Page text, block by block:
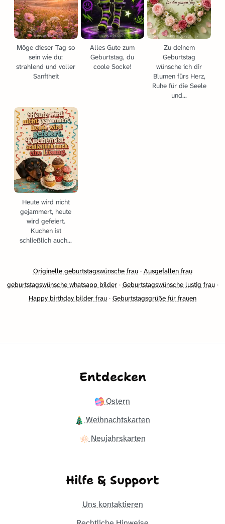
Möge dieser Tag so
sein wie du:
strahlend und voller
Sanftheit
Alles Gute zum
Geburtstag, du
coole Socke!
Zu deinem
Geburtstag
wünsche ich dir
Blumen fürs Herz,
Ruhe für die Seele
und...
Heute wird nicht
gejammert, heute
wird gefeiert.
Kuchen ist
schließlich auch...
Originelle geburtstagswünsche frau· Ausgefallen frau
geburtstagswünsche whatsapp bilder· Geburtstagswünsche lustig frau·
Happy birthday bilder frau · Geburtstagsgrüße für frauen
Entdecken
Ostern
Weihnachtskarten
Neujahrskarten
Hilfe & Support
Uns kontaktieren